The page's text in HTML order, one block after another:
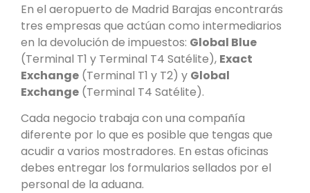
En el aeropuerto de Madrid Barajas encontrarás
tres empresas que actúan como intermediarios
en la devolución de impuestos: Global Blue
(Terminal T1 y Terminal T4 Satélite), Exact
Exchange (Terminal T1 y T2) y Global
Exchange (Terminal T4 Satélite).
Cada negocio trabaja con una compañía
diferente por lo que es posible que tengas que
acudir a varios mostradores. En estas oficinas
debes entregar los formularios sellados por el
personal de la aduana.